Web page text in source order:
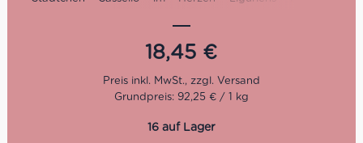
Mandelmakronen. Hier fertigt das noch heute
familiengeführte Unternehmen seit 1860 seine
weltbekannten Amaretti, die zu einem Kaffeegenuss
all‘italiana einfach dazu gehören. Der langanhaltende
Erfolg der italienischen Köstlichkeit beruht unter anderem
auf der strengen Auswahl hochwertiger Originalzutaten
und der traditionellen Rezeptur. Erlesene süße und
bittere Mandeln, erstklassige Aprikosenkerne und feinster
18,45 €
Grundpreis: 92,25 € / 1 kg
16 auf Lager